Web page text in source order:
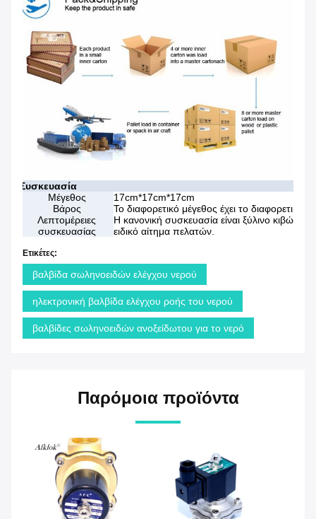
Συσκευασία
Μέγεθος
17cm*17cm*17cm
Βάρος
Το διαφορετικό μέγεθος έχει το διαφορετικό
Λεπτομέρειες
συσκευασίας
Η κανονική συσκευασία είναι ξύλινο
ειδικό αίτημα πελατών.
Ετικέτες:
βαλβίδα σωληνοειδών ελέγχου νερού
ηλεκτρονική βαλβίδα ελέγχου ροής του νερού
βαλβίδες σωληνοειδών ανοξείδωτου για το νερό
Παρόμοια προϊόντα